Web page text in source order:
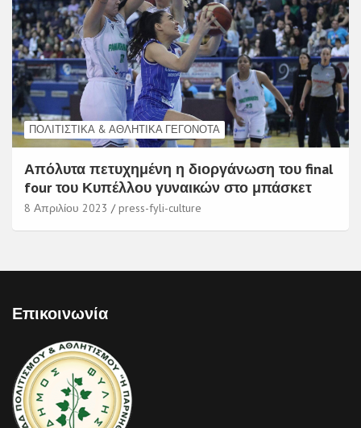
ΠΟΛΙΤΙΣΤΙΚΆ & ΑΘΛΗΤΙΚΆ ΓΕΓΟΝΌΤΑ
Απόλυτα πετυχημένη η διοργάνωση του final
four του Κυπέλλου γυναικών στο μπάσκετ
8 Απριλίου 2023 press-fyli-culture
Επικοινωνία